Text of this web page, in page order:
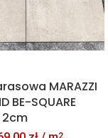
MARAZZI
BE-SQUARE
2cm
2